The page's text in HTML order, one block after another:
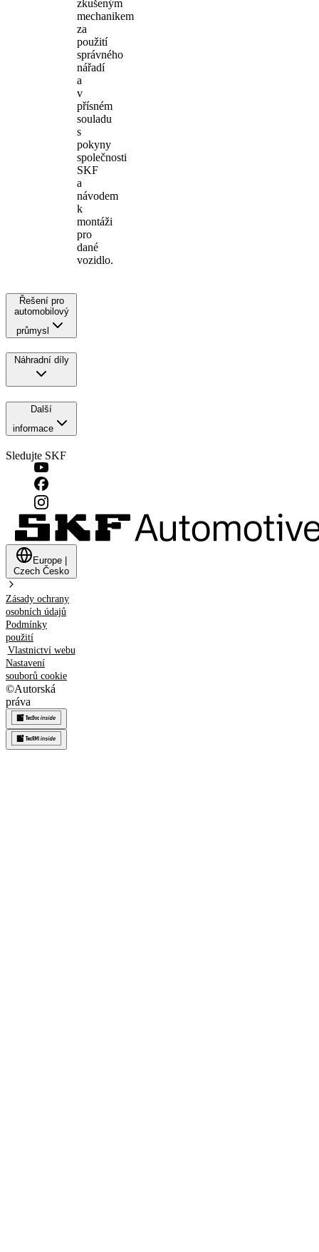
zkušeným
mechanikem
za
použití
správného
nářadí
a
v
přísném
souladu
s
pokyny
společnosti
SKF
a
návodem
k
montáži
pro
dané
vozidlo.
Řešení pro
automobilový
průmysl
Náhradní díly
Další
informace
Sledujte SKF
Europe
Czech Česko
Zásady ochrany
osobních údajů
Podmínky
použití
Vlastnictví webu
Nastavení
souborů cookie
©Autorská
práva